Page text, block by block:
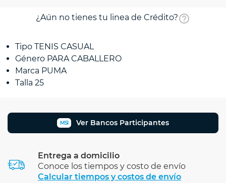
¿Aún no tienes tu linea de Crédito?
Tipo TENIS CASUAL
Género PARA CABALLERO
Marca PUMA
Talla 25
MSI Ver Bancos Participantes
Entrega a domicilio
Conoce los tiempos y costo de envío
Calcular tiempos y costos de envío